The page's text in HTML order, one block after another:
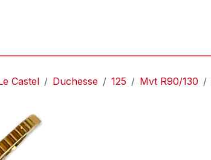
Castel Duchesse 125 Mvt R90/130